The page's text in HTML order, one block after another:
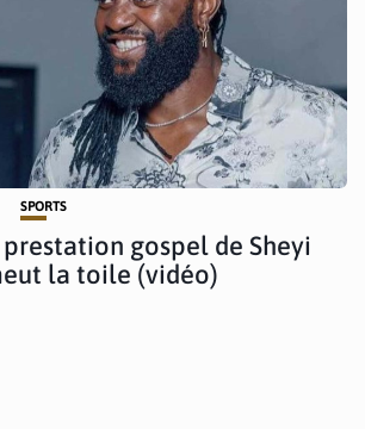
SPORTS
prestation gospel de Sheyi
la toile (vidéo)